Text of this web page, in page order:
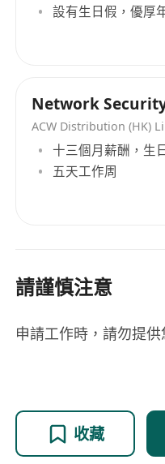
設有生日假，優厚
Network
ACW Distribution (HK)
十三個月薪酬，生
五天工作周
請謹慎注意
申請工作時，請勿提
收藏